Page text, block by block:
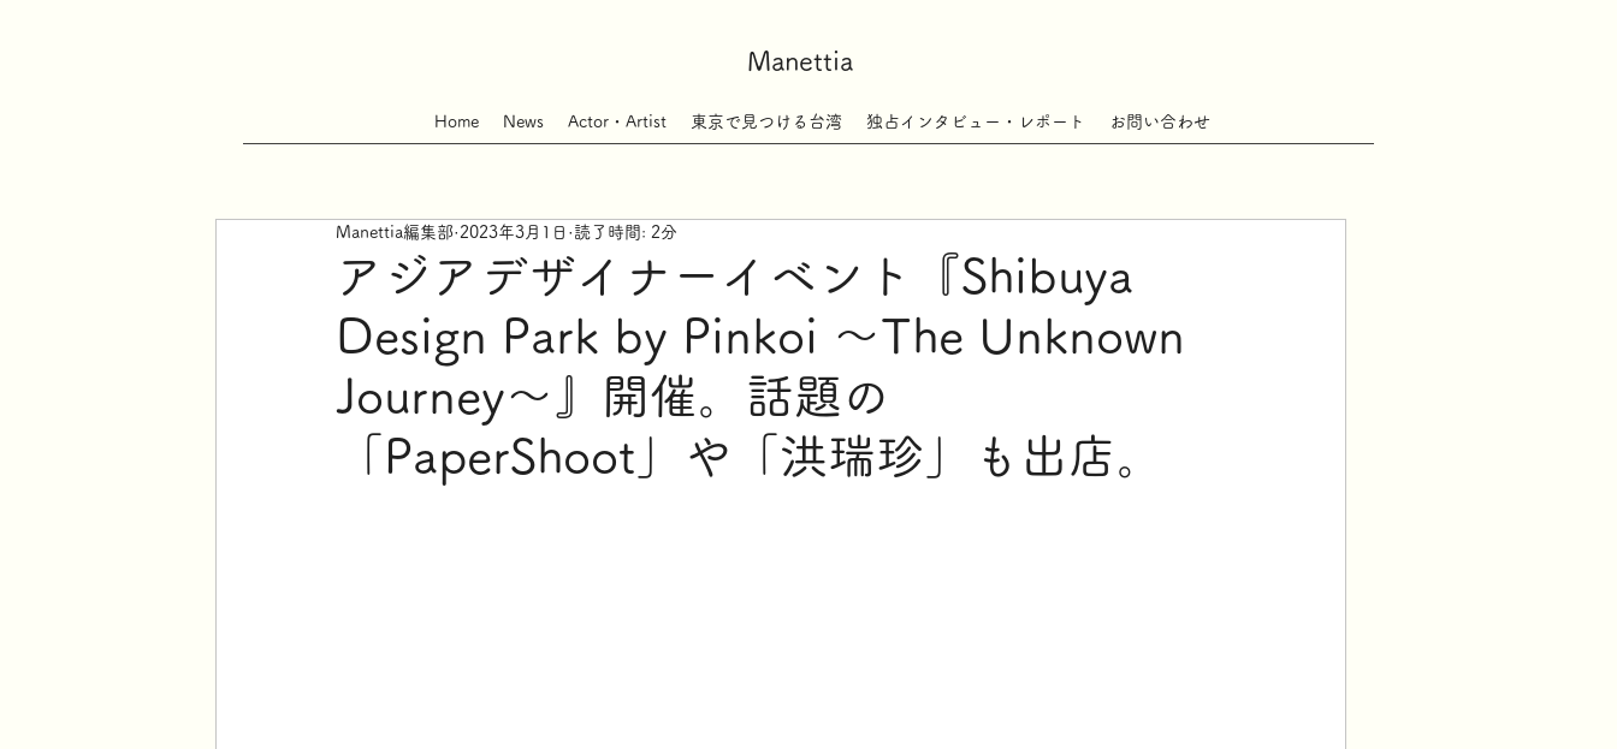
Manettia
Home News Actor・Artist 東京で見つける台湾 独占インタビュー・レポート お問い合わせ
アジアデザイナーイベント『Shibuya
Design Park by Pinkoi 〜The Unknown
Journey〜』開催。話題の
「PaperShoot」や「洪瑞珍」も出店。
Manettia編集部 2023年3月1日 読了時間: 2分